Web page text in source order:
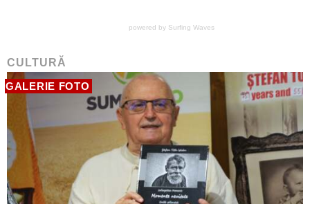
powered by Surfing Waves
CULTURĂ
GALERIE FOTO